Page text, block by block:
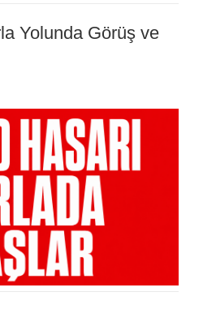
Yolunda Görüş ve